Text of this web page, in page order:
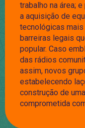
trabalho na área;
a aquisição de
tecnológicas mais
barreiras legais
popular. Caso
das rádios
assim, novos
estabelecendo
construção de
comprometida